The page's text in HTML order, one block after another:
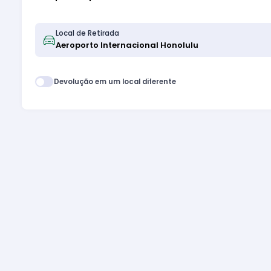
Local de Retirada
Devolução em um local diferente